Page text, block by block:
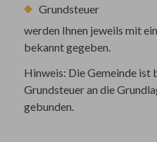
Grundsteuer
werden Ihnen jeweils mit
bekannt gegeben.
Hinweis: Die Gemeinde ist
Grundsteuer an die
gebunden.